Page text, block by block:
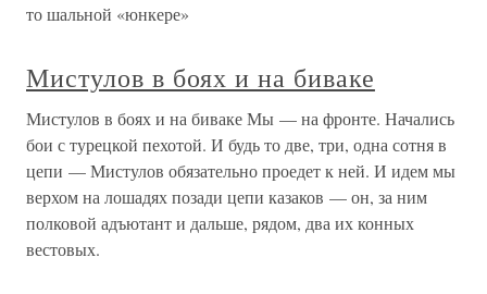
то шальной «юнкере»
Мистулов в боях и на биваке
Мистулов в боях и на биваке Мы — на фронте. Начались
бои с турецкой пехотой. И будь то две, три, одна сотня в
цепи — Мистулов обязательно проедет к ней. И идем мы
верхом на лошадях позади цепи казаков — он, за ним
полковой адъютант и дальше, рядом, два их конных
вестовых.